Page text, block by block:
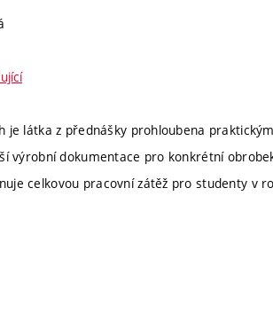
je látka z přednášky prohloubena
výrobní dokumentace pro konkrétní
celkovou pracovní zátěž pro studenty v